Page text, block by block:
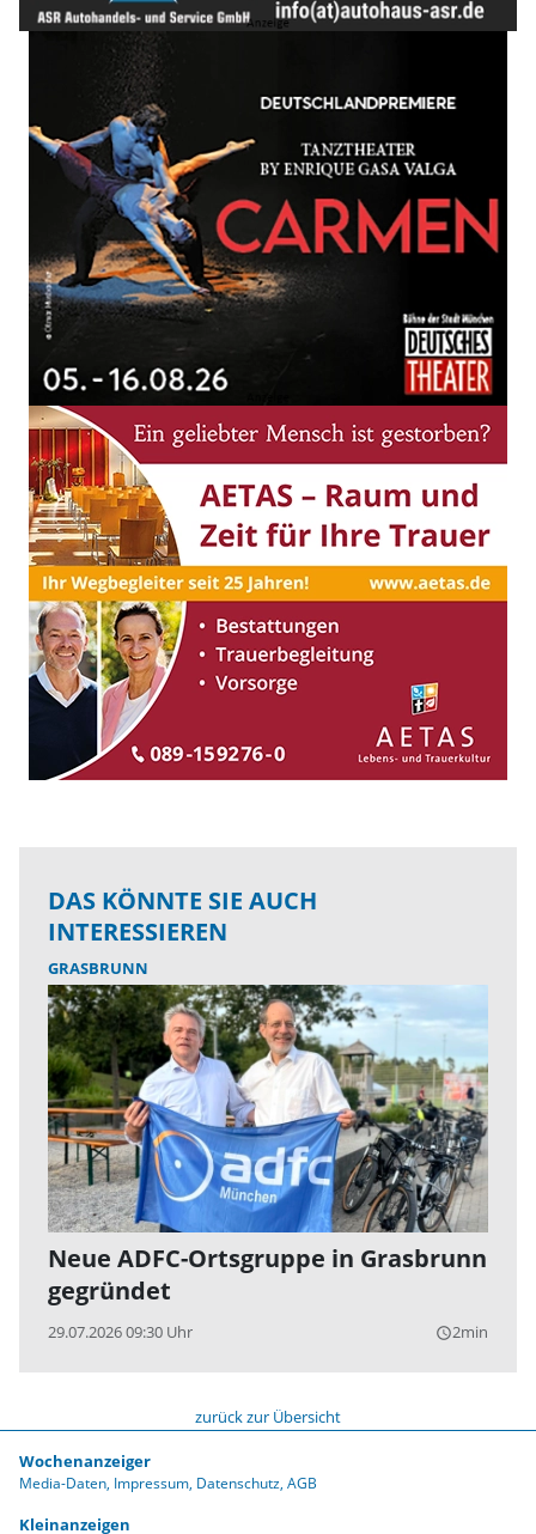
DAS KÖNNTE SIE AUCH
INTERESSIEREN
GRASBRUNN
Neue ADFC-Ortsgruppe in Grasbrunn
gegründet
29.07.2026 09:30 Uhr query_builder2min
zurück zur Übersicht
Wochenanzeiger
Media-Daten Impressum Datenschutz AGB
Kleinanzeigen